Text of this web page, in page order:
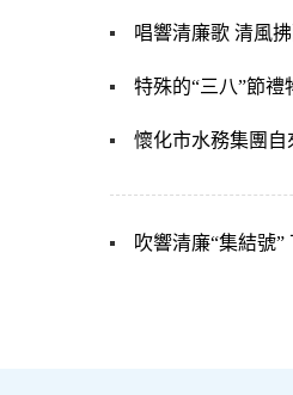
唱響清廉歌 清風
特殊的“三八”節禮
懷化市水務集團自
吹響清廉“集結號”